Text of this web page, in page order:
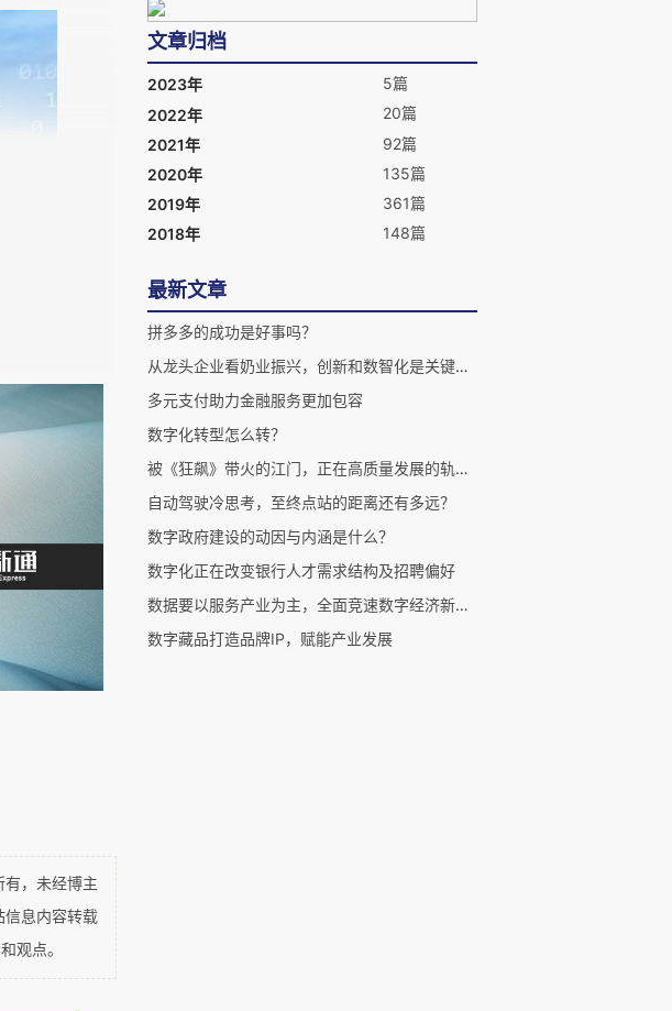
的比重已
据《“十四
10%。各
中的重要
过数字技
业数字化
一方面实
业模式，
，未经博主
信息内容转载
观点。
文章归档
2023年
5篇
2022年
20篇
2021年
92篇
2020年
135篇
2019年
361篇
2018年
148篇
最新文章
拼多多的成功是好事吗？
从龙头企业看奶业振兴，创新和数智化是关键抓手
多元支付助力金融服务更加包容
数字化转型怎么转？
被《狂飙》带火的江门，正在高质量发展的轨道上“狂飙”
自动驾驶冷思考，至终点站的距离还有多远？
数字政府建设的动因与内涵是什么？
数字化正在改变银行人才需求结构及招聘偏好
数据要以服务产业为主，全面竞速数字经济新赛道
数字藏品打造品牌IP，赋能产业发展